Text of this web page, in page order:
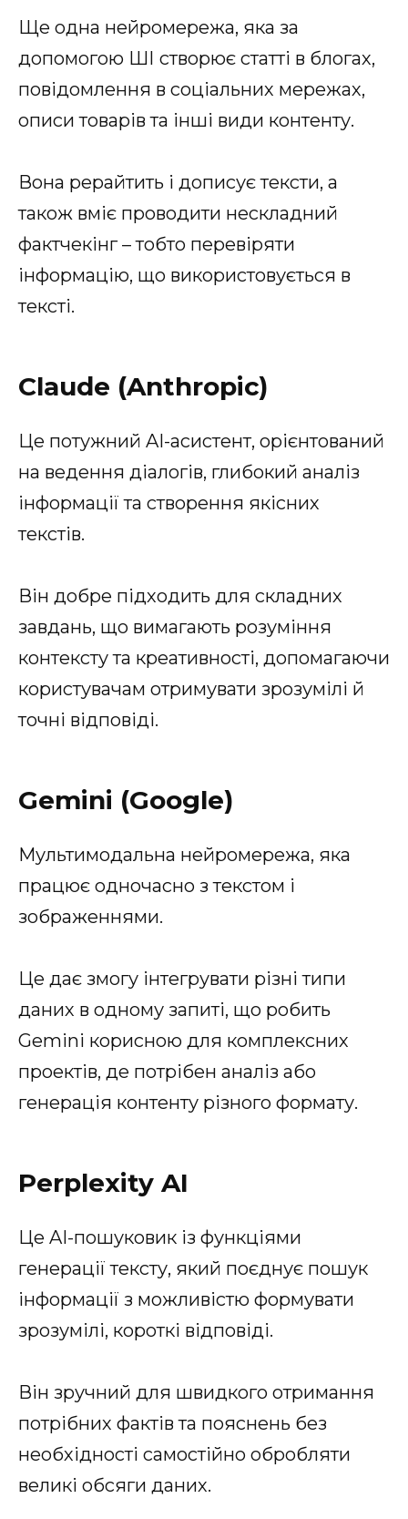
Ще одна нейромережа, яка за
допомогою ШІ створює статті в блогах,
повідомлення в соціальних мережах,
описи товарів та інші види контенту.
Вона рерайтить і дописує тексти, а
також вміє проводити нескладний
фактчекінг – тобто перевіряти
інформацію, що використовується в
тексті.
Claude (Anthropic)
Це потужний AI-асистент, орієнтований
на ведення діалогів, глибокий аналіз
інформації та створення якісних
текстів.
Він добре підходить для складних
завдань, що вимагають розуміння
контексту та креативності, допомагаючи
користувачам отримувати зрозумілі й
точні відповіді.
Gemini (Google)
Мультимодальна нейромережа, яка
працює одночасно з текстом і
зображеннями.
Це дає змогу інтегрувати різні типи
даних в одному запиті, що робить
Gemini корисною для комплексних
проектів, де потрібен аналіз або
генерація контенту різного формату.
Perplexity AI
Це AI-пошуковик із функціями
генерації тексту, який поєднує пошук
інформації з можливістю формувати
зрозумілі, короткі відповіді.
Він зручний для швидкого отримання
потрібних фактів та пояснень без
необхідності самостійно обробляти
великі обсяги даних.